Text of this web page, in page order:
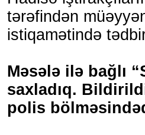
tərəfindən
istiqamətində
Məsələ ilə bağlı
saxladıq.
polis